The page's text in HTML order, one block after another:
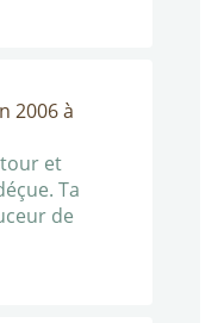
2006 à
et
Ta
de